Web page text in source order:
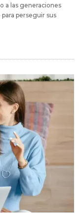
a las generaciones
perseguir sus